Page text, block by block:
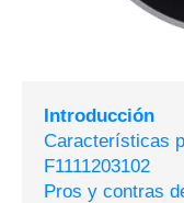
Introducción
Características
F1111203102
Pros y contras